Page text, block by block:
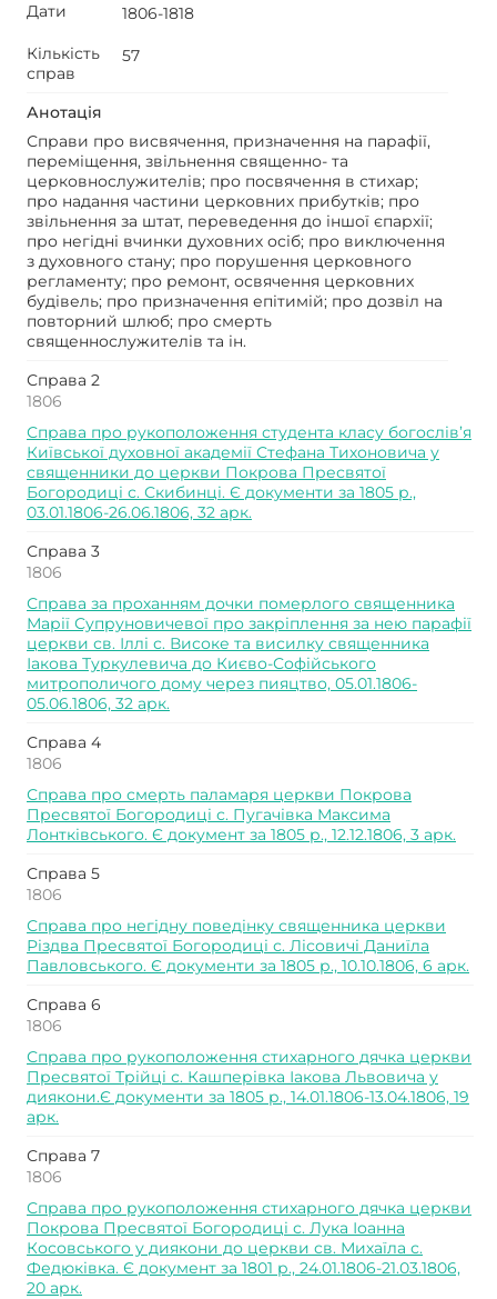
Дати
1806-1818
Кількість
справ
57
Анотація
Справи про висвячення, призначення на парафії,
переміщення, звільнення священно- та
церковнослужителів; про посвячення в стихар;
про надання частини церковних прибутків; про
звільнення за штат, переведення до іншої єпархії;
про негідні вчинки духовних осіб; про виключення
з духовного стану; про порушення церковного
регламенту; про ремонт, освячення церковних
будівель; про призначення епітимій; про дозвіл на
повторний шлюб; про смерть
священнослужителів та ін.
Справа 2
1806
Справа про рукоположення студента класу богослів’я
Київської духовної академії Стефана Тихоновича у
священники до церкви Покрова Пресвятої
Богородиці с. Скибинці. Є документи за 1805 р.,
03.01.1806-26.06.1806, 32 арк.
Справа 3
1806
Справа за проханням дочки померлого священника
Марії Супруновичевої про закріплення за нею парафії
церкви св. Іллі с. Високе та висилку священника
Іакова Туркулевича до Києво-Софійського
митрополичого дому через пияцтво, 05.01.1806-
05.06.1806, 32 арк.
Справа 4
1806
Справа про смерть паламаря церкви Покрова
Пресвятої Богородиці с. Пугачівка Максима
Лонтківського. Є документ за 1805 р., 12.12.1806, 3 арк.
Справа 5
1806
Справа про негідну поведінку священника церкви
Різдва Пресвятої Богородиці с. Лісовичі Даниїла
Павловського. Є документи за 1805 р., 10.10.1806, 6 арк.
Справа 6
1806
Справа про рукоположення стихарного дячка церкви
Пресвятої Трійці с. Кашперівка Іакова Львовича у
диякони.Є документи за 1805 р., 14.01.1806-13.04.1806, 19
арк.
Справа 7
1806
Справа про рукоположення стихарного дячка церкви
Покрова Пресвятої Богородиці с. Лука Іоанна
Косовського у диякони до церкви св. Михаїла с.
Федюківка. Є документ за 1801 р., 24.01.1806-21.03.1806,
20 арк.